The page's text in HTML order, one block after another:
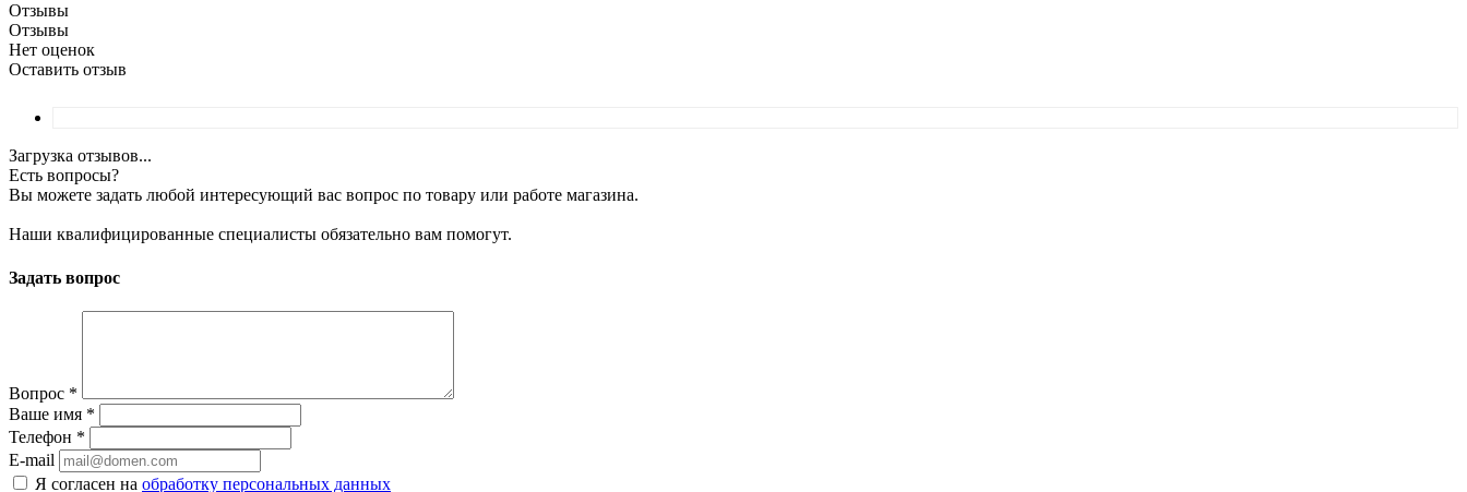
Отзывы
Отзывы
Нет оценок
Оставить отзыв
Загрузка отзывов...
Есть вопросы?
Вы можете задать любой интересующий вас вопрос по товару или работе магазина.
Наши квалифицированные специалисты обязательно вам помогут.
Задать вопрос
Вопрос *
Ваше имя *
Телефон *
E-mail
Я согласен на обработку персональных данных